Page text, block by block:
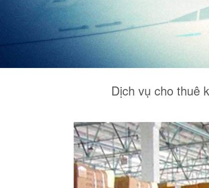
Dịch vụ cho thuê